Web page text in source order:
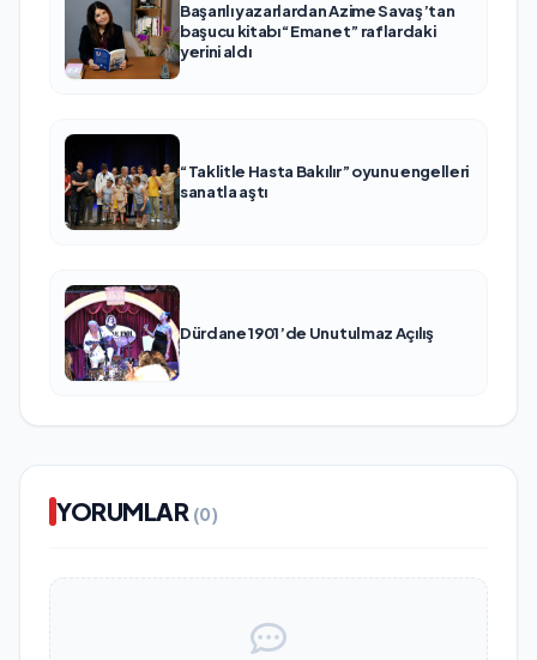
Başarılı yazarlardan Azime Savaş’tan
başucu kitabı “Emanet” raflardaki
yerini aldı
“Taklitle Hasta Bakılır” oyunu engelleri
sanatla aştı
Dürdane 1901’de Unutulmaz Açılış
YORUMLAR (0)